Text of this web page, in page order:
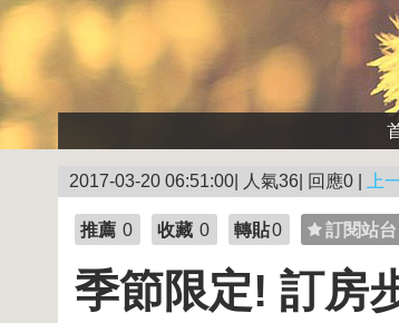
2017-03-20 06:51:00| 人氣36| 回應0 | 上
推薦 0 收藏 0 轉貼0 訂閱站台
季節限定! 訂房